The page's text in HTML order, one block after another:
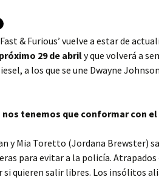
& Furious’ vuelve a estar de
29 de abrily que volverá a
a los que se une Dwayne
nos tenemos que conformar con
y Mia Toretto (Jordana Brewster)
para evitar a la policía. Atrapados
si quieren salir libres. Los insólitos